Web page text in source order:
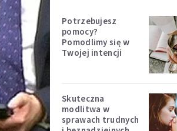
Potrzebujesz
pomocy?
Pomodlimy się w
Twojej intencji
Skuteczna
modlitwa w
sprawach trudnych